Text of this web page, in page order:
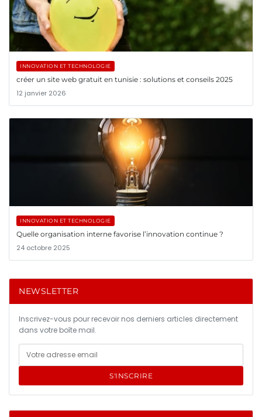
INNOVATION ET TECHNOLOGIE
créer un site web gratuit en tunisie : solutions et conseils 2025
12 janvier 2026
INNOVATION ET TECHNOLOGIE
Quelle organisation interne favorise l’innovation continue ?
24 octobre 2025
NEWSLETTER
Inscrivez-vous pour recevoir nos derniers articles directement
dans votre boîte mail.
S'INSCRIRE